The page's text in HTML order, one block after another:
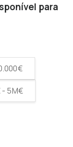
para
- 5M€